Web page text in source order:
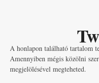
A honlapon található tartalom
Amennyiben mégis közölni
megjelölésével megteheted.